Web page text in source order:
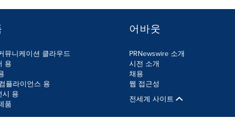
뮤니케이션 클라우드
용
플라이언스 용
시 용
품
어바웃
PRNewswire 소개
시전 소개
채용
웹 접근성
전세계 사이트